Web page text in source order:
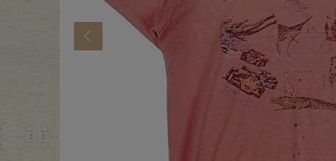
メンズ商品カテゴリーから探す